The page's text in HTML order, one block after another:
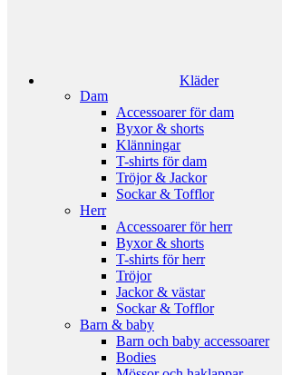
Kläder
Dam
Accessoarer för dam
Byxor & shorts
Klänningar
T-shirts för dam
Tröjor & Jackor
Sockar & Tofflor
Herr
Accessoarer för herr
Byxor & shorts
T-shirts för herr
Tröjor
Jackor & västar
Sockar & Tofflor
Barn & baby
Barn och baby accessoarer
Bodies